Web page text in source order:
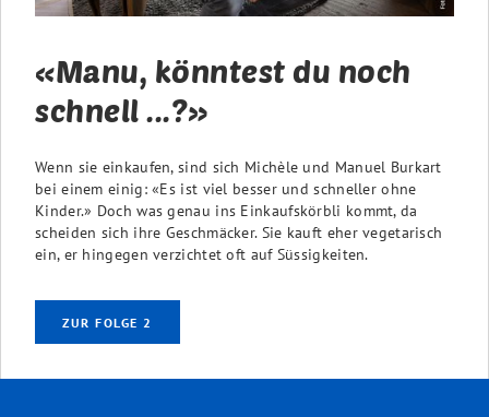
«Manu, könntest du noch
schnell ...?»
Wenn sie einkaufen, sind sich Michèle und Manuel Burkart
bei einem einig: «Es ist viel besser und schneller ohne
Kinder.» Doch was genau ins Einkaufskörbli kommt, da
scheiden sich ihre Geschmäcker. Sie kauft eher vegetarisch
ein, er hingegen verzichtet oft auf Süssigkeiten.
ZUR FOLGE 2